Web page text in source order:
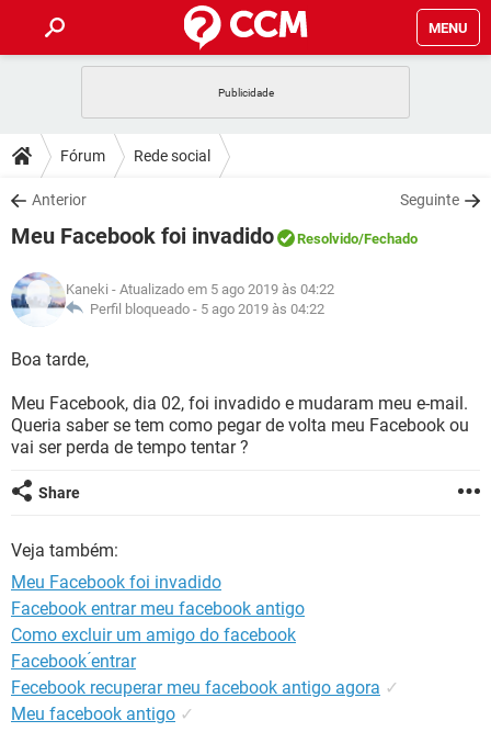
MENU
CELULAR
OUTLOOK
INSTAGRAM GMAIL
GUIA DE COMPRAS
DICAS
JOGOS
INSTAGRAM GMAIL
GUIA DE COMPRAS
DOWNLOADS
JOGOS WHATSAPP
CELULAR
OUTLOOK EXCEL
INSTAGRAM
JOGOS WHATSAPP
CELULAR
OUTLOOK
INSTAGRAM GMAIL
GUIA DE COMPRAS
GLOSSÁRIO
OUTLOOK EXCEL
INSTAGRAM
GUIA DE COMPRAS
Fórum Rede social
Anterior Seguinte
Meu Facebook foi invadido Resolvido/Fechado
Kaneki - Atualizado em 5 ago 2019 às 04:22
Perfil bloqueado - 5 ago 2019 às 04:22
Boa tarde,
Meu Facebook, dia 02, foi invadido e mudaram meu e-mail.
Queria saber se tem como pegar de volta meu Facebook ou
vai ser perda de tempo tentar ?
Share
Veja também:
Meu Facebook foi invadido
Facebook entrar meu facebook antigo
Como excluir um amigo do facebook
Facebook ́entrar
Fecebook recuperar meu facebook antigo agora ✓
Meu facebook antigo ✓